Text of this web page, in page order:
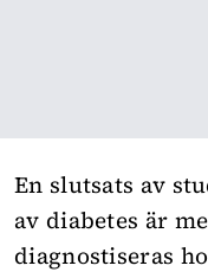
En slutsats av
av diabetes är
diagnostiseras